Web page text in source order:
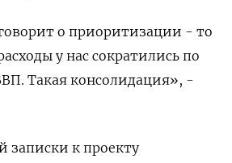
о приоритизации - то
у нас сократились по
Такая консолидация», -
записки к проекту